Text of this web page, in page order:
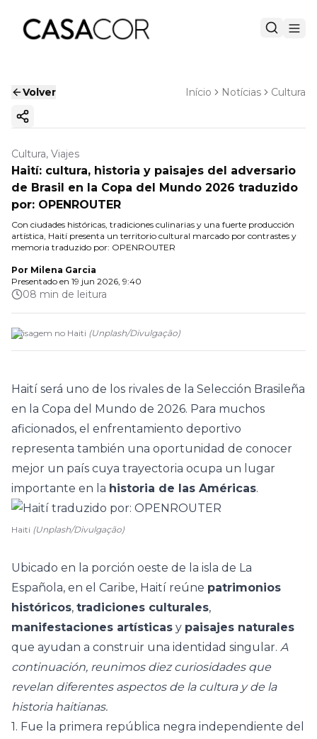
Volver Início Notícias Cultura
Copiar enlace
Cultura, Viajes
Haití: cultura, historia y paisajes del adversario
de Brasil en la Copa del Mundo 2026 traduzido
por: OPENROUTER
Con ciudades históricas, tradiciones culinarias y una fuerte producción
artística, Haití presenta un territorio cultural marcado por contrastes y
memoria traduzido por: OPENROUTER
Por Milena Garcia
Presentado en 19 jun 2026, 9:40
08 min de leitura
Paisagem no Haiti (Unplash/Divulgação)
Haití será uno de los rivales de la Selección Brasileña
en la Copa del Mundo de 2026. Para muchos
aficionados, el enfrentamiento deportivo
representa también una oportunidad de conocer
mejor un país cuya trayectoria ocupa un lugar
importante en la historia de las Américas.
Haiti (Unplash/Divulgação)
Ubicado en la porción oeste de la isla de La
Española, en el Caribe, Haití reúne patrimonios
históricos, tradiciones culturales,
manifestaciones artísticas y paisajes naturales
que ayudan a construir una identidad singular. A
continuación, reunimos diez curiosidades que
revelan diferentes aspectos de la cultura y de la
historia haitianas.
1. Fue la primera república negra independiente del